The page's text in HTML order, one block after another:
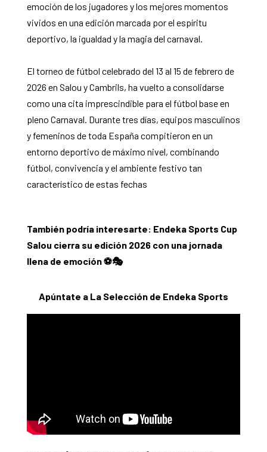
emoción de los jugadores y los mejores momentos
vividos en una edición marcada por el espíritu
deportivo, la igualdad y la magia del carnaval.
El torneo de fútbol celebrado del 13 al 15 de febrero de
2026 en Salou y Cambrils, ha vuelto a consolidarse
como una cita imprescindible para el fútbol base en
pleno Carnaval. Durante tres días, equipos masculinos
y femeninos de toda España compitieron en un
entorno deportivo de máximo nivel, combinando
fútbol, convivencia y el ambiente festivo tan
característico de estas fechas
También podría interesarte: Endeka Sports Cup
Salou cierra su edición 2026 con una jornada
llena de emoción⚽️🎭
Apúntate a La Selección de Endeka Sports